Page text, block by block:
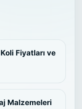
Fiyatları ve
Malzemeleri